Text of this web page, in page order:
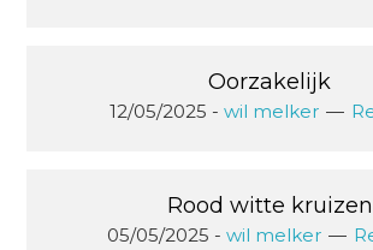
Oorzakelijk
12/05/2025 - wil melker
Rood witte kruizen
05/05/2025 - wil melker